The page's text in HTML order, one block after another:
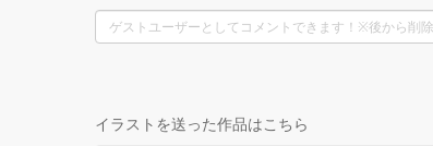
イラストを送った作品はこちら